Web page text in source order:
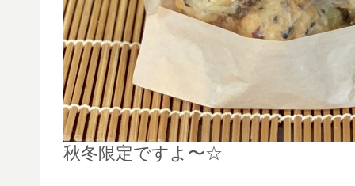
秋冬限定ですよ〜☆